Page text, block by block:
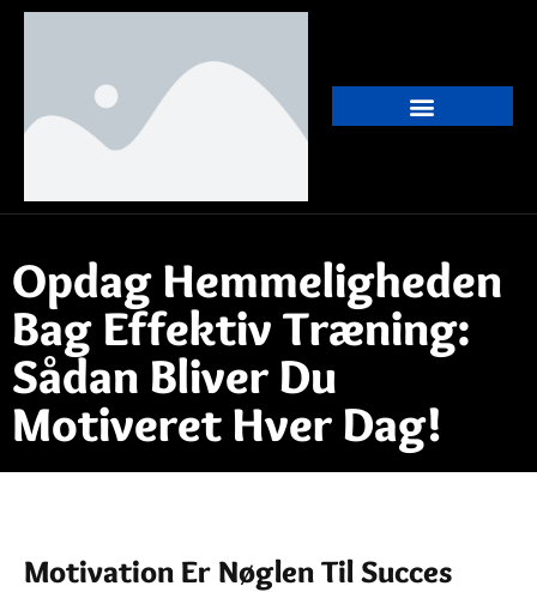
Opdag Hemmeligheden
Bag Effektiv Træning:
Sådan Bliver Du
Motiveret Hver Dag!
Motivation Er Nøglen Til Succes